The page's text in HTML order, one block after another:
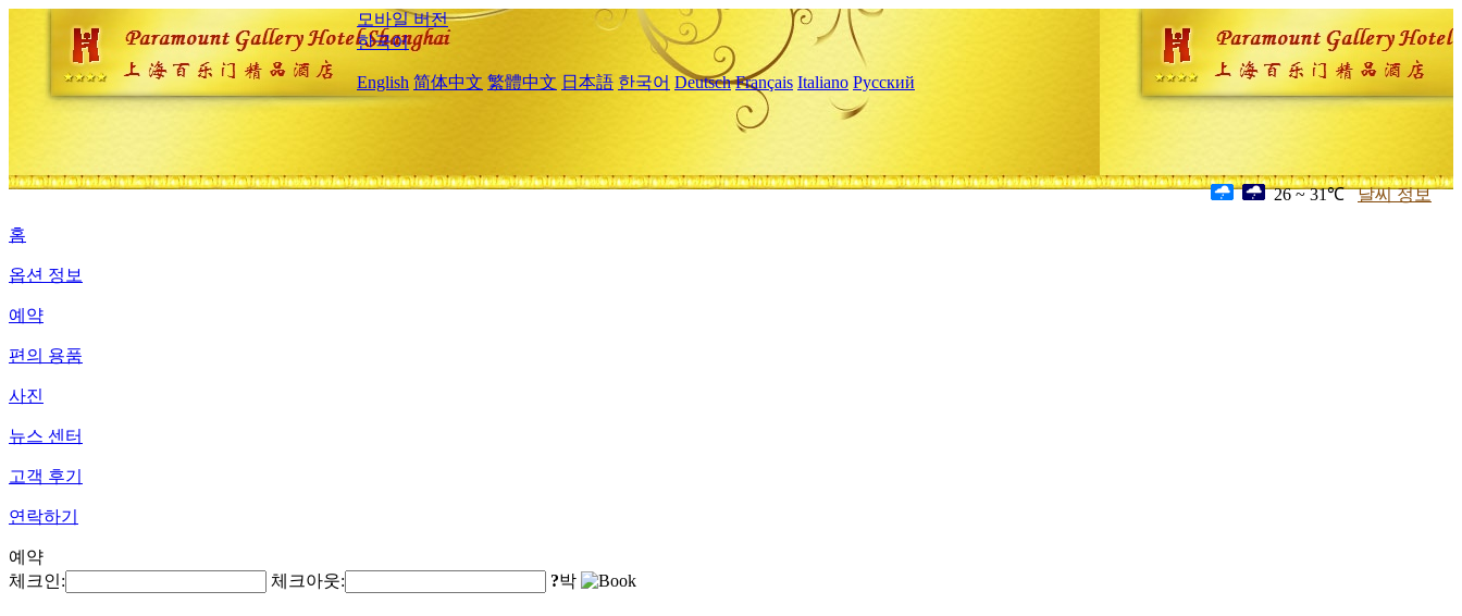
모바일 버전
한국어
English 简体中文 繁體中文 日本語 한국어 Deutsch Français Italiano Русский
26 ~ 31℃ 날씨 정보
홈
옵션 정보
예약
편의 용품
사진
뉴스 센터
고객 후기
연락하기
예약
체크인:
체크아웃: ?박